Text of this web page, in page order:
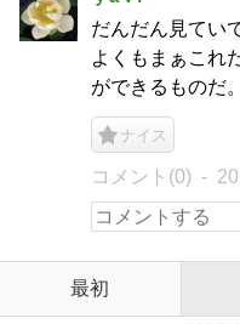
だんだん見てい
よくもまぁこれ
ができるものだ
ナイス
コメント(0)
最初